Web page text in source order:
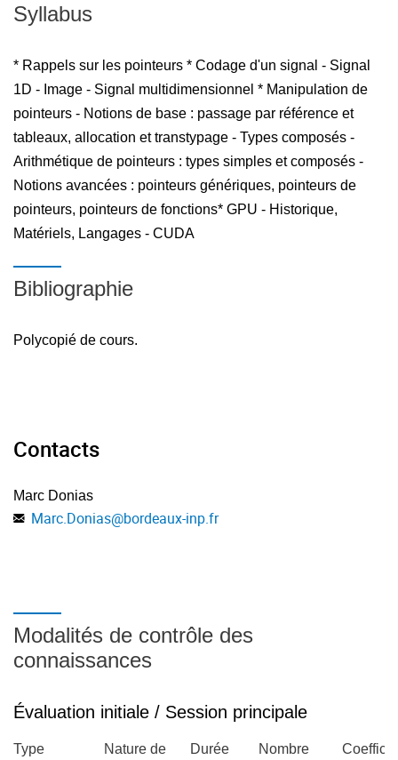
Syllabus
* Rappels sur les pointeurs * Codage d'un signal - Signal
1D - Image - Signal multidimensionnel * Manipulation de
pointeurs - Notions de base : passage par référence et
tableaux, allocation et transtypage - Types composés -
Arithmétique de pointeurs : types simples et composés -
Notions avancées : pointeurs génériques, pointeurs de
pointeurs, pointeurs de fonctions* GPU - Historique,
Matériels, Langages - CUDA
Bibliographie
Polycopié de cours.
Contacts
Marc Donias
Marc.Donias@bordeaux-inp.fr
Modalités de contrôle des
connaissances
Évaluation initiale / Session principale
Type
Nature de
Durée
Nombre